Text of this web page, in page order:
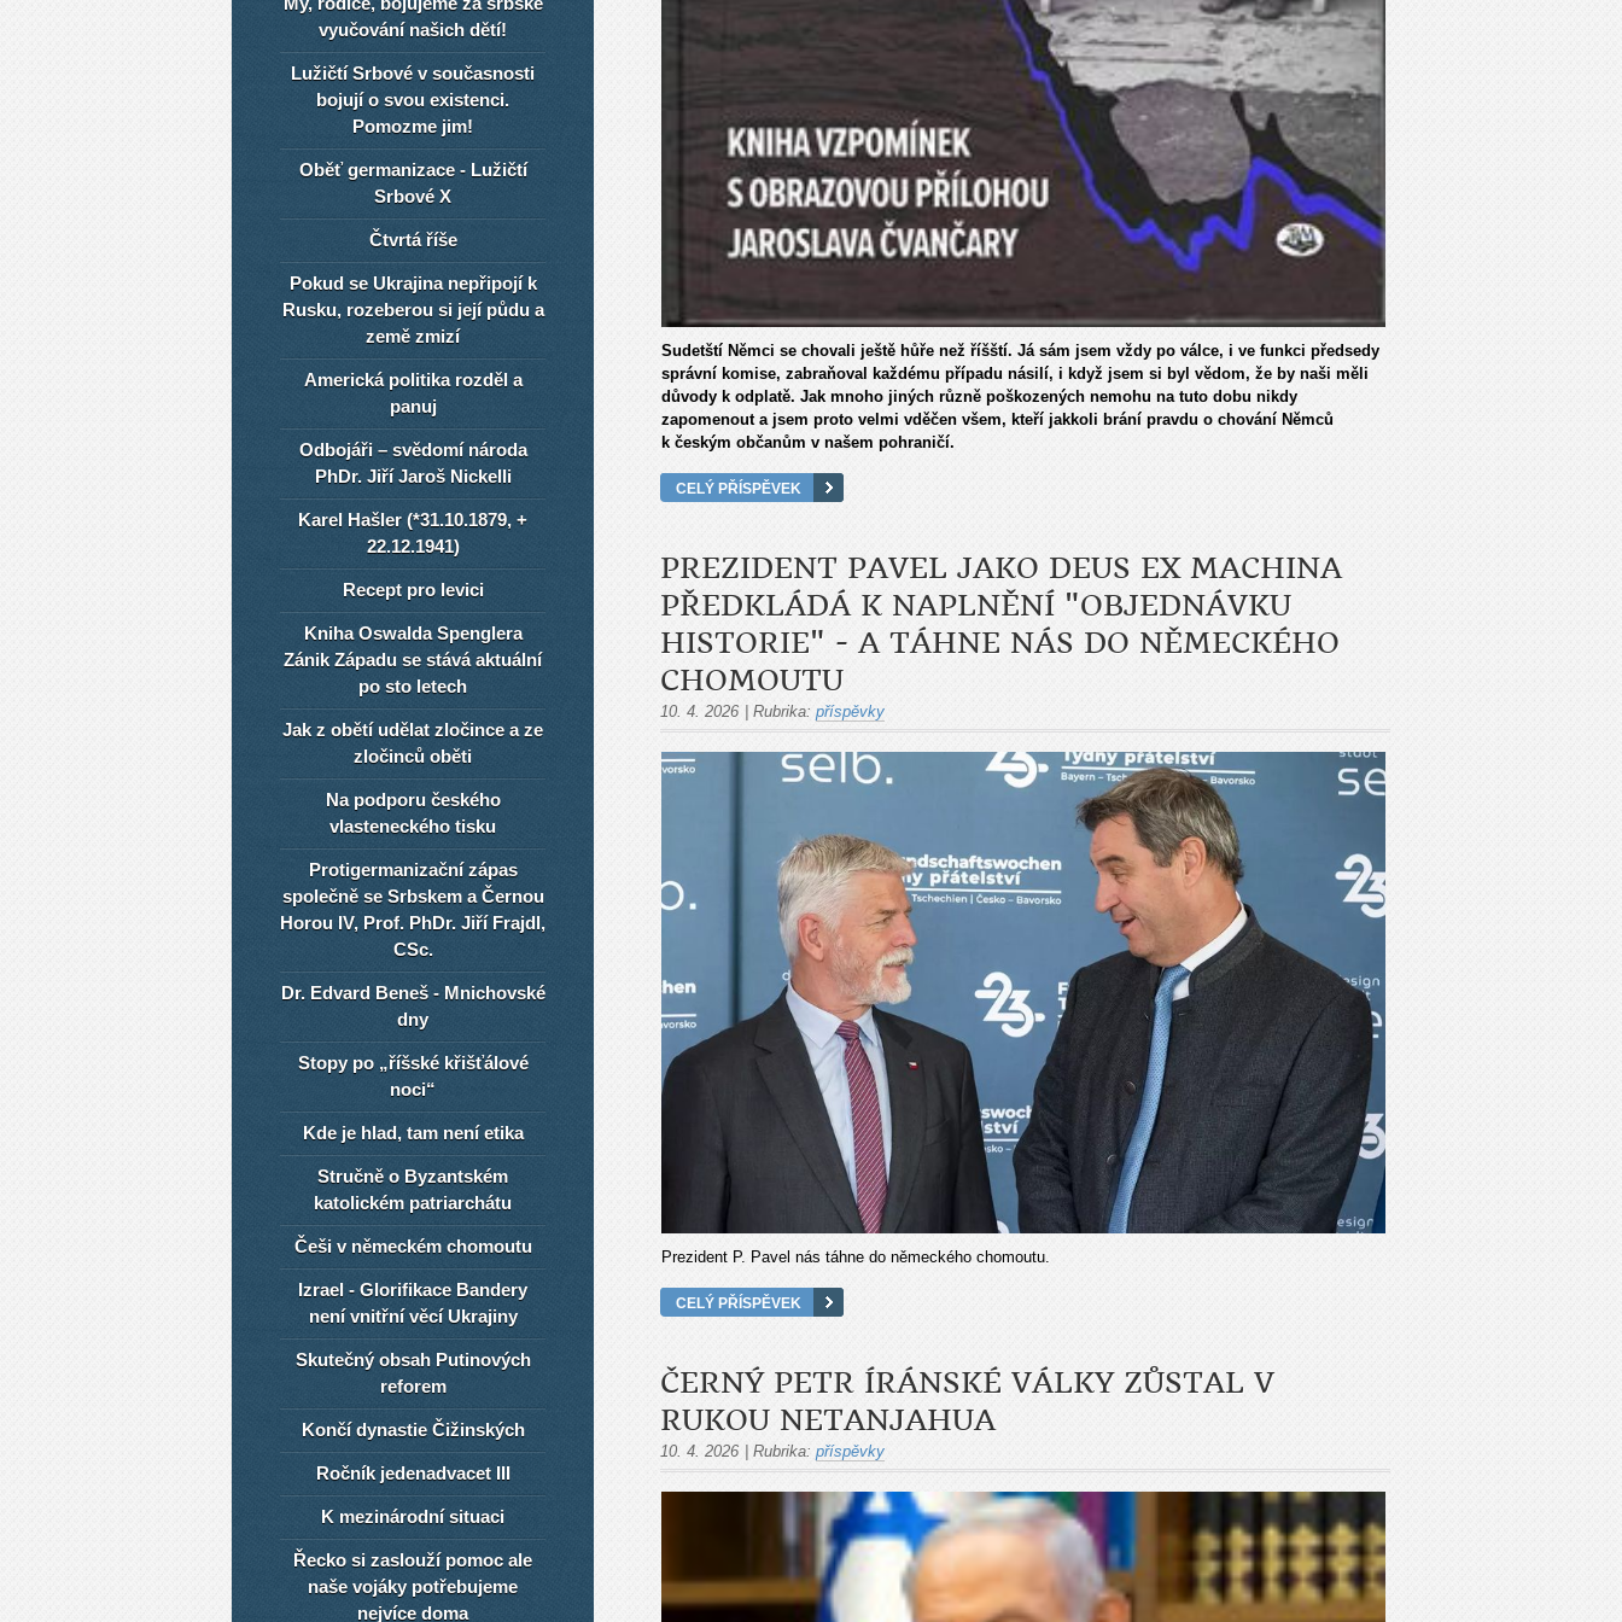
Sudetští Němci se chovali ještě hůře než říšští. Já sám jsem vždy po válce, i ve funkci předsedy
správní komise, zabraňoval každému případu násilí, i když jsem si byl vědom, že by naši měli
důvody k odplatě. Jak mnoho jiných různě poškozených nemohu na tuto dobu nikdy
zapomenout a jsem proto velmi vděčen všem, kteří jakkoli brání pravdu o chování Němců
k českým občanům v našem pohraničí.
CELÝ PŘÍSPĚVEK
PREZIDENT PAVEL JAKO DEUS EX MACHINA
PŘEDKLÁDÁ K NAPLNĚNÍ "OBJEDNÁVKU
HISTORIE" - A TÁHNE NÁS DO NĚMECKÉHO
CHOMOUTU
10. 4. 2026 Rubrika: příspěvky
Prezident P. Pavel nás táhne do německého chomoutu.
CELÝ PŘÍSPĚVEK
ČERNÝ PETR ÍRÁNSKÉ VÁLKY ZŮSTAL V
RUKOU NETANJAHUA
10. 4. 2026 Rubrika: příspěvky
vyučování našich dětí!
Lužičtí Srbové v současnosti
bojují o svou existenci.
Pomozme jim!
Oběť germanizace - Lužičtí
Srbové X
Čtvrtá říše
Pokud se Ukrajina nepřipojí k
Rusku, rozeberou si její půdu a
země zmizí
Americká politika rozděl a
panuj
Odbojáři – svědomí národa
PhDr. Jiří Jaroš Nickelli
Karel Hašler (*31.10.1879, +
22.12.1941)
Recept pro levici
Kniha Oswalda Spenglera
Zánik Západu se stává aktuální
po sto letech
Jak z obětí udělat zločince a ze
zločinců oběti
Na podporu českého
vlasteneckého tisku
Protigermanizační zápas
společně se Srbskem a Černou
Horou IV, Prof. PhDr. Jiří Frajdl,
CSc.
Dr. Edvard Beneš - Mnichovské
dny
Stopy po „říšské křišťálové
noci“
Kde je hlad, tam není etika
Stručně o Byzantském
katolickém patriarchátu
Češi v německém chomoutu
Izrael - Glorifikace Bandery
není vnitřní věcí Ukrajiny
Skutečný obsah Putinových
reforem
Končí dynastie Čižinských
Ročník jedenadvacet III
K mezinárodní situaci
Řecko si zaslouží pomoc ale
naše vojáky potřebujeme
nejvíce doma